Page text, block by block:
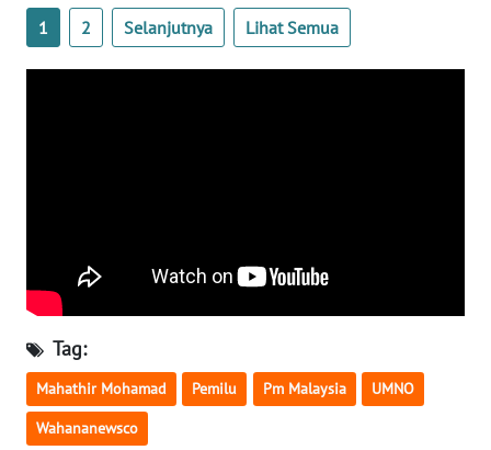
1 2 Selanjutnya Lihat Semua
Tag:
Mahathir Mohamad Pemilu Pm Malaysia UMNO
Wahananewsco
NTT
WN
BARAT
RIAU
WN
SERAMBI